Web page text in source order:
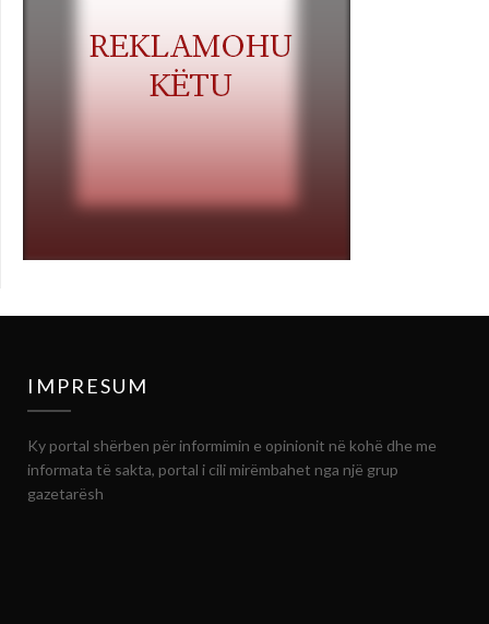
IMPRESUM
Ky portal shërben për informimin e opinionit në kohë dhe me
informata të sakta, portal i cili mirëmbahet nga një grup
gazetarësh